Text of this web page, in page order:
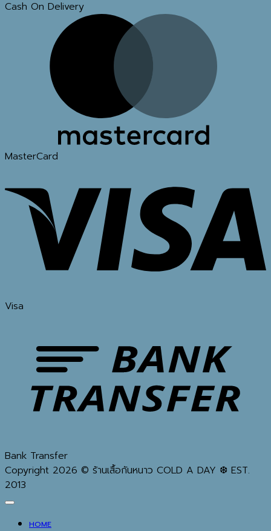
Cash On Delivery
MasterCard
Visa
Bank Transfer
Copyright 2026 © ร้านเสื้อกันหนาว COLD A DAY ❆ EST.
2013
HOME